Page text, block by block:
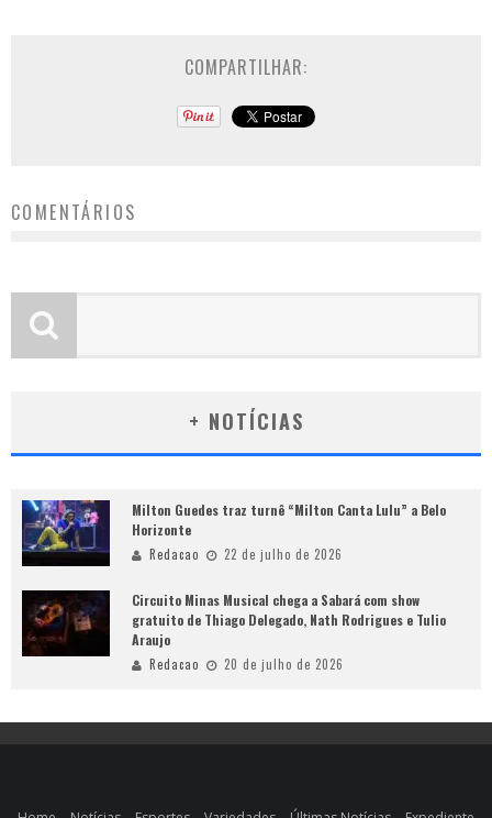
COMPARTILHAR:
COMENTÁRIOS
+ NOTÍCIAS
Milton Guedes traz turnê “Milton Canta Lulu” a Belo
Horizonte
Redacao 22 de julho de 2026
Circuito Minas Musical chega a Sabará com show
gratuito de Thiago Delegado, Nath Rodrigues e Tulio
Araujo
Redacao 20 de julho de 2026